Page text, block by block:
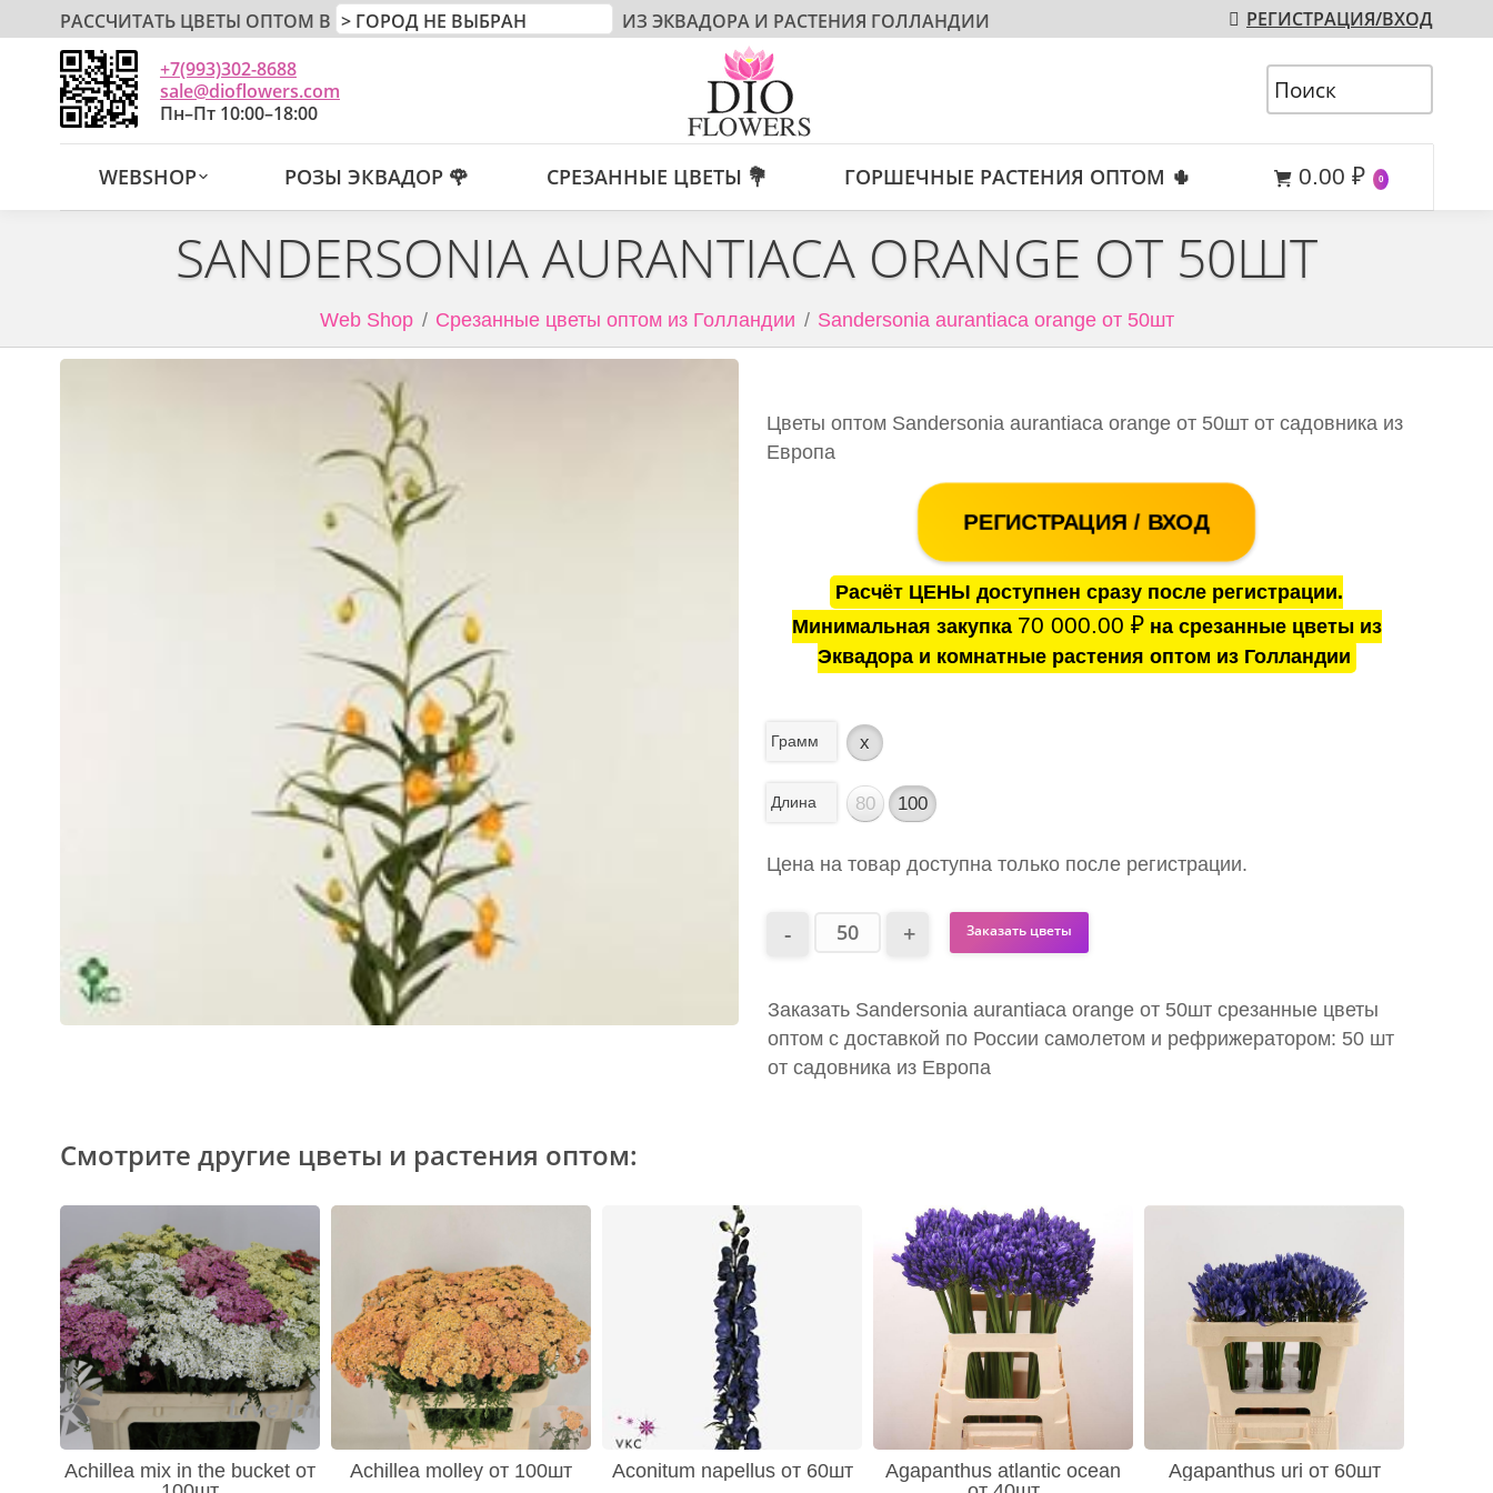
РАССЧИТАТЬ ЦВЕТЫ ОПТОМ В ИЗ ЭКВАДОРА И РАСТЕНИЯ ГОЛЛАНДИИ РЕГИСТРАЦИЯ/ВХОД
+7(993)302-8688
sale@dioflowers.com
Пн–Пт 10:00–18:00
WEBSHOP РОЗЫ ЭКВАДОР 🌹 СРЕЗАННЫЕ ЦВЕТЫ 💐 ГОРШЕЧНЫЕ РАСТЕНИЯ ОПТОМ 🌵 0.00 ₽ 0
SANDERSONIA AURANTIACA ORANGE ОТ 50ШТ
Web Shop Срезанные цветы оптом из Голландии Sandersonia aurantiaca orange от 50шт
Цветы оптом Sandersonia aurantiaca orange от 50шт от садовника из
Европа
РЕГИСТРАЦИЯ / ВХОД
Расчёт ЦЕНЫ доступнен сразу после регистрации.
Минимальная закупка 70 000.00 ₽на срезанные цветы из
Эквадора и комнатные растения оптом из Голландии
Грамм x
Длина 80 100
Цена на товар доступна только после регистрации.
Заказать цветы
Заказать Sandersonia aurantiaca orange от 50шт срезанные цветы
оптом с доставкой по России самолетом и рефрижератором: 50 шт
от садовника из Европа
Смотрите другие цветы и растения оптом:
Achillea mix in the bucket от
Achillea molley от 100шт Aconitum napellus от 60шт
Agapanthus atlantic ocean
Agapanthus uri от 60шт